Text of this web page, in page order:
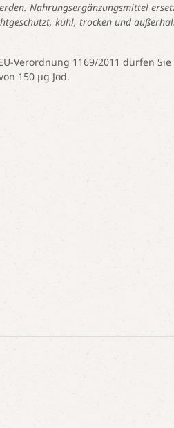
Nahrungsergänzungsmittel
kühl, trocken und
Verordnung 1169/2011 dürfen
150 µg Jod.